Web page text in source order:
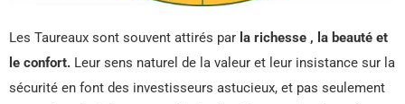
Les Taureaux sont souvent attirés par la richesse , la beauté et
le confort. Leur sens naturel de la valeur et leur insistance sur la
sécurité en font des investisseurs astucieux, et pas seulement